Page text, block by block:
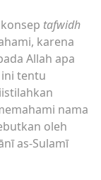
tafwidh
karena
Allah apa
tentu
nama
oleh
as-Sulamī